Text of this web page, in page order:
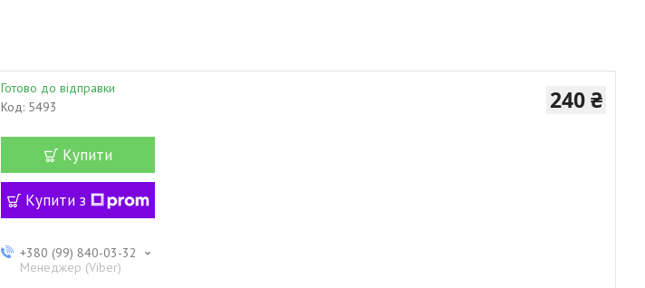
Готово до відправки
Код: 5493 240 ₴
Купити
Купити з
+380 (99) 840-03-32
Менеджер (Viber)